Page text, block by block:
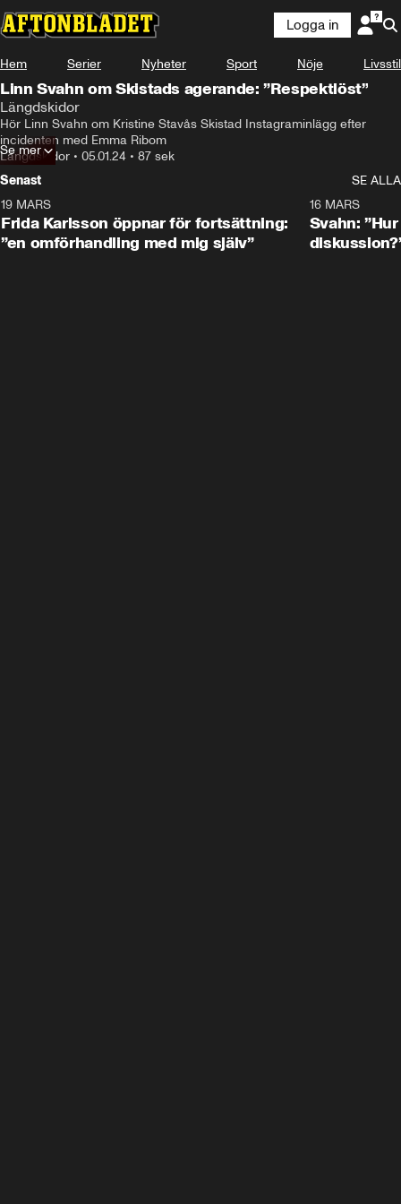
Logga in
Hem Serier Nyheter Sport Nöje Livsstil
Linn Svahn om Skistads agerande: ”Respektlöst”
Längdskidor
Hör Linn Svahn om Kristine Stavås Skistad Instagraminlägg efter
incidenten med Emma Ribom
Längdskidor • 05.01.24 • 87 sek
Se mer
Senast
SE ALLA
19 MARS
Frida Karlsson öppnar för fortsättning:
”en omförhandling med mig själv”
16 MARS
Svahn: